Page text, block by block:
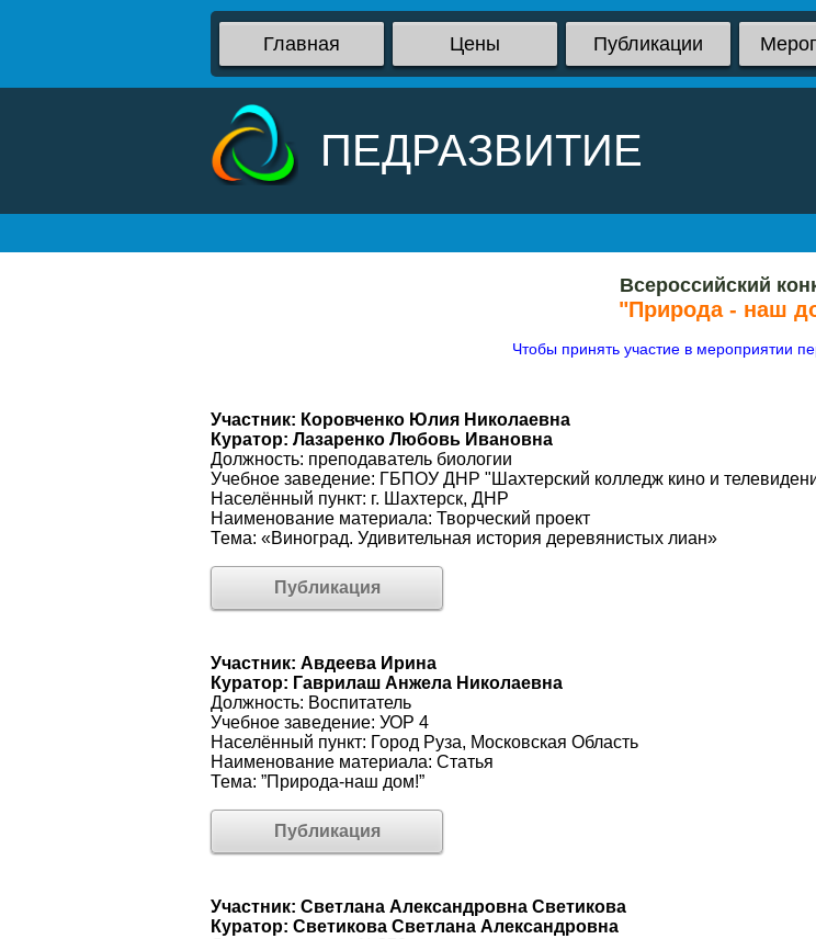
Главная Цены Публикации
ПЕДРАЗВИТИЕ
Всероссийский
"Природа - наш
Чтобы принять участие в мероприятии
Участник: Коровченко Юлия Николаевна
Куратор: Лазаренко Любовь Ивановна
Должность: преподаватель биологии
Учебное заведение: ГБПОУ ДНР "Шахтерский колледж кино и
Населённый пункт: г. Шахтерск, ДНР
Наименование материала: Творческий проект
Тема: «Виноград. Удивительная история деревянистых лиан»
Публикация
Участник: Авдеева Ирина
Куратор: Гаврилаш Анжела Николаевна
Должность: Воспитатель
Учебное заведение: УОР 4
Населённый пункт: Город Руза, Московская Область
Наименование материала: Статья
Тема: ”Природа-наш дом!”
Публикация
Участник: Светлана Александровна Светикова
Куратор: Светикова Светлана Александровна